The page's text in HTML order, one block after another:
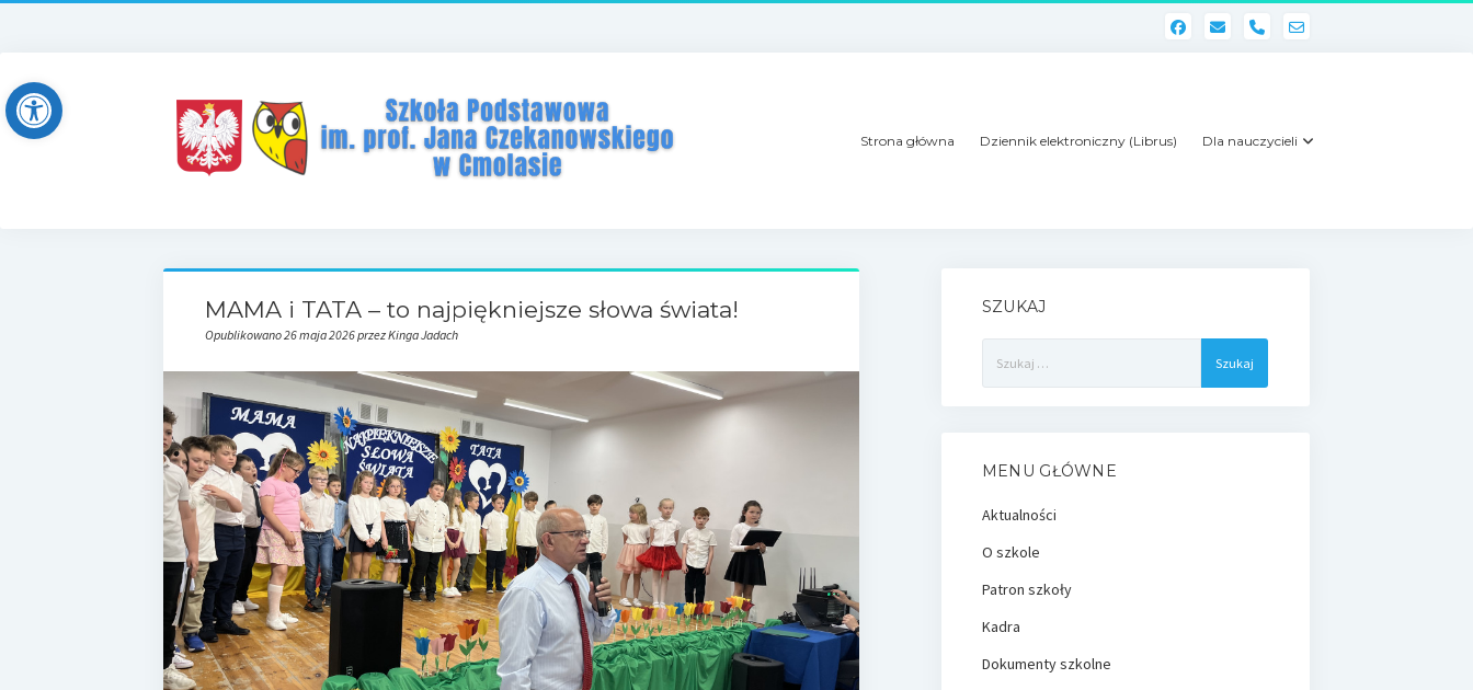
Open toolbar
phone
Strona główna Dziennik elektroniczny (Librus) Dla nauczycieli
MAMA i TATA – to najpiękniejsze słowa świata!
Opublikowano 26 maja 2026 przez Kinga Jadach
SZUKAJ
MENU GŁÓWNE
Aktualności
O szkole
Patron szkoły
Kadra
Dokumenty szkolne